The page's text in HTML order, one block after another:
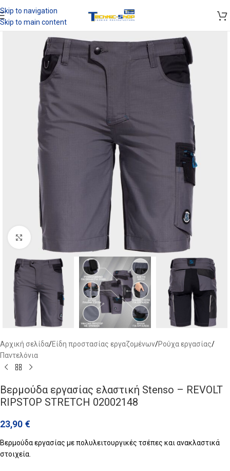
Skip to navigation
Skip to main content
Click to enlarge
Αρχική σελίδα/Είδη προστασίας εργαζομένων/Ρούχα εργασίας/
Παντελόνια
Βερμούδα εργασίας ελαστική Stenso – REVOLT
RIPSTOP STRETCH 02002148
23,90 €
Βερμούδα εργασίας με πολυλειτουργικές τσέπες και ανακλαστικά
στοιχεία.